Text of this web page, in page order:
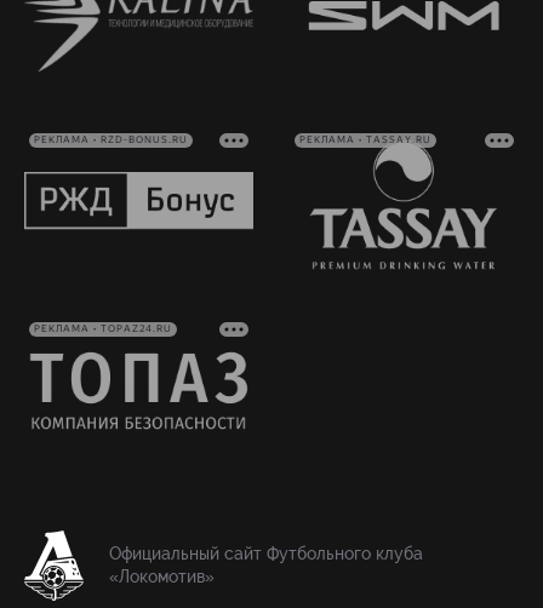
РЕКЛАМА • RZD-BONUS.RU РЕКЛАМА • TASSAY.RU
РЕКЛАМА • TOPAZ24.RU
Официальный сайт Футбольного клуба
«Локомотив»